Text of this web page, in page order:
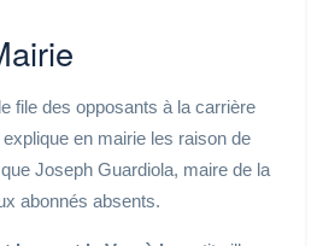
file des opposants à la carrière
en mairie les raison de
Joseph Guardiola, maire de la
abonnés absents.